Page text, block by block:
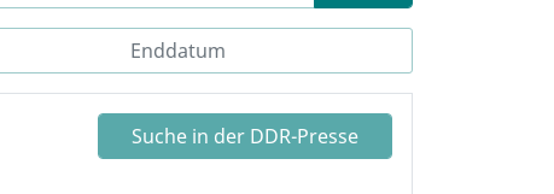
Suche in der DDR-Presse